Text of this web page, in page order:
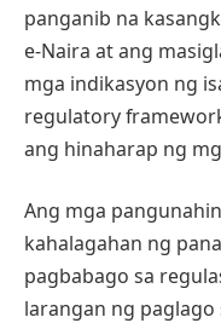
panganib na
e-Naira at ang
mga indikasyon ng
regulatory
ang hinaharap ng
Ang mga
kahalagahan ng
pagbabago sa
larangan ng